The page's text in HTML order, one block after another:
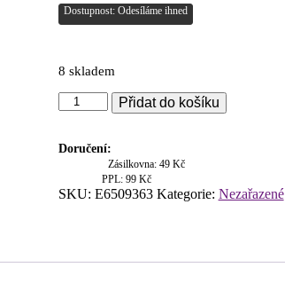
Dostupnost: Odesíláme ihned
8 skladem
Napájecí
zdroj
1A
množství
Přidat do košíku
Doručení:
Zásilkovna: 49 Kč
PPL: 99 Kč
SKU: E6509363 Kategorie: Nezařazené